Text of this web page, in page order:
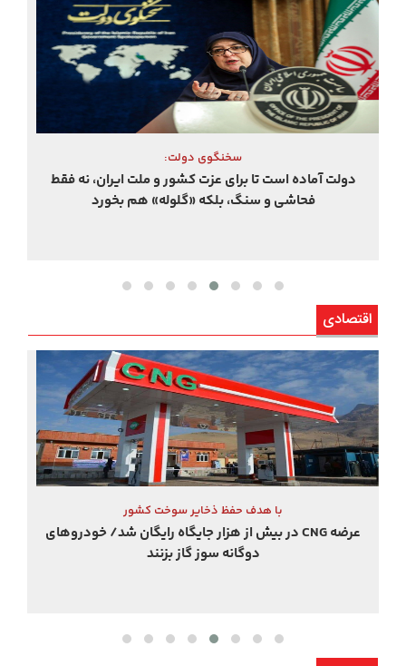
ترامپ با ذکر «الحمدالله» ایران را تهدید به بمباران گسترده
کرد: اگر من را ترور کنید...
اقتصادی
وزیر ارتباطات پاسخ داد
چرا با رفتن برق، ارتباطات هم قطع می‌شود؟